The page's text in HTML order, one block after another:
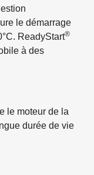
le démarrage
ReadyStart®
à des
le moteur de la
durée de vie